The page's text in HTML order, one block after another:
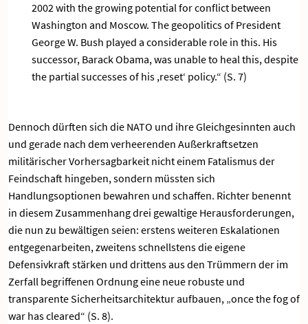
2002 with the growing potential for conflict between
Washington and Moscow. The geopolitics of President
George W. Bush played a considerable role in this. His
successor, Barack Obama, was unable to heal this, despite
the partial successes of his ,reset‘ policy.“ (S. 7)
Dennoch dürften sich die NATO und ihre Gleichgesinnten auch
und gerade nach dem verheerenden Außerkraftsetzen
militärischer Vorhersagbarkeit nicht einem Fatalismus der
Feindschaft hingeben, sondern müssten sich
Handlungsoptionen bewahren und schaffen. Richter benennt
in diesem Zusammenhang drei gewaltige Herausforderungen,
die nun zu bewältigen seien: erstens weiteren Eskalationen
entgegenarbeiten, zweitens schnellstens die eigene
Defensivkraft stärken und drittens aus den Trümmern der im
Zerfall begriffenen Ordnung eine neue robuste und
transparente Sicherheitsarchitektur aufbauen, „once the fog of
war has cleared“ (S. 8).